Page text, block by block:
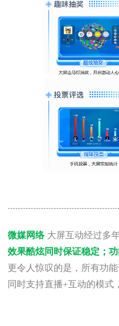
微媒网络 大屏互动经过多
效果酷炫同时保证稳定 ；
更令人惊叹的是，所有功
同时支持直播+互动的模